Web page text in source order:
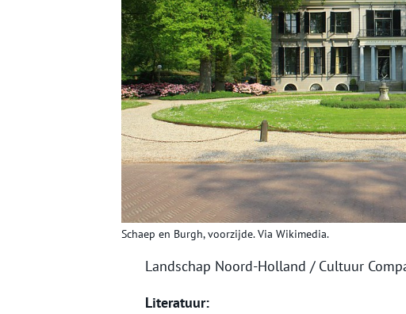
Schaep en Burgh, voorzijde. Via Wikimedia.
Landschap Noord-Holland / Cultuur
Literatuur: